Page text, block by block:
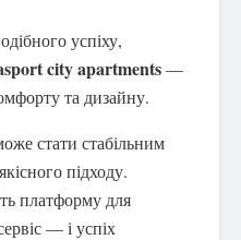
успіху,
city apartments—
та дизайну.
стати стабільним
підходу.
платформу для
— і успіх